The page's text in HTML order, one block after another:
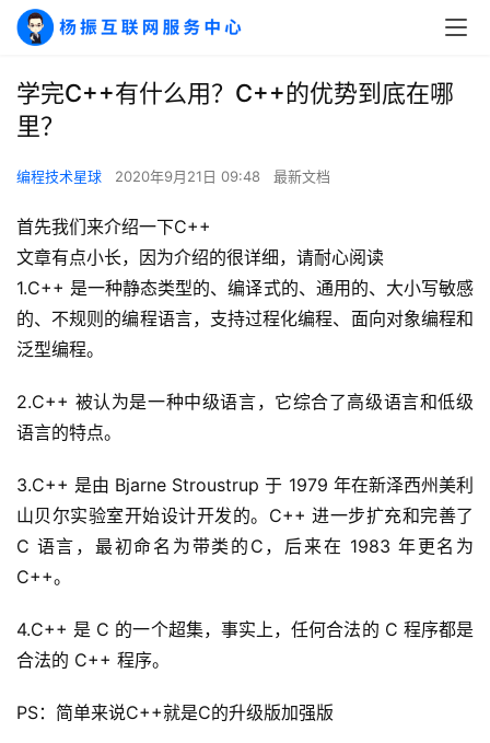
学完C++有什么用？C++的优势到底在哪
里？
编程技术星球 2020年9月21日 09:48 最新文档
首先我们来介绍一下C++
文章有点小长，因为介绍的很详细，请耐心阅读
1.C++ 是一种静态类型的、编译式的、通用的、大小写敏感
的、不规则的编程语言，支持过程化编程、面向对象编程和
泛型编程。
2.C++ 被认为是一种中级语言，它综合了高级语言和低级
语言的特点。
3.C++ 是由 Bjarne Stroustrup 于 1979 年在新泽西州美利
山贝尔实验室开始设计开发的。C++ 进一步扩充和完善了
C 语言，最初命名为带类的C，后来在 1983 年更名为
C++。
4.C++ 是 C 的一个超集，事实上，任何合法的 C 程序都是
合法的 C++ 程序。
PS：简单来说C++就是C的升级版加强版